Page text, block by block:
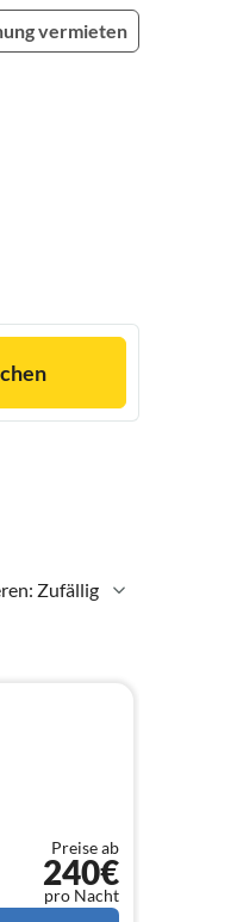
vermieten
Zufällig
Preise ab
240€
pro Nacht